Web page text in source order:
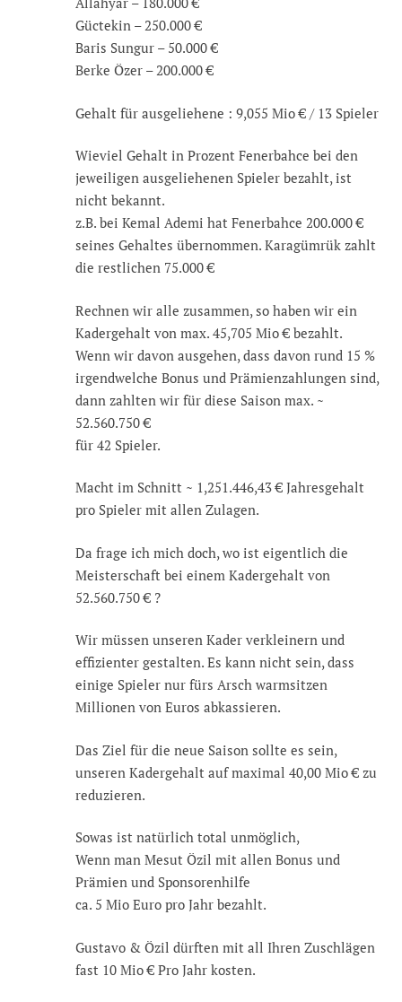
Güctekin – 250.000 €
Baris Sungur – 50.000 €
Berke Özer – 200.000 €
Gehalt für ausgeliehene : 9,055 Mio € / 13 Spieler
Wieviel Gehalt in Prozent Fenerbahce bei den
jeweiligen ausgeliehenen Spieler bezahlt, ist
nicht bekannt.
z.B. bei Kemal Ademi hat Fenerbahce 200.000 €
seines Gehaltes übernommen. Karagümrük zahlt
die restlichen 75.000 €
Rechnen wir alle zusammen, so haben wir ein
Kadergehalt von max. 45,705 Mio € bezahlt.
Wenn wir davon ausgehen, dass davon rund 15 %
irgendwelche Bonus und Prämienzahlungen sind,
dann zahlten wir für diese Saison max. ~
52.560.750 €
für 42 Spieler.
Macht im Schnitt ~ 1,251.446,43 € Jahresgehalt
pro Spieler mit allen Zulagen.
Da frage ich mich doch, wo ist eigentlich die
Meisterschaft bei einem Kadergehalt von
52.560.750 € ?
Wir müssen unseren Kader verkleinern und
effizienter gestalten. Es kann nicht sein, dass
einige Spieler nur fürs Arsch warmsitzen
Millionen von Euros abkassieren.
Das Ziel für die neue Saison sollte es sein,
unseren Kadergehalt auf maximal 40,00 Mio € zu
reduzieren.
Sowas ist natürlich total unmöglich,
Wenn man Mesut Özil mit allen Bonus und
Prämien und Sponsorenhilfe
ca. 5 Mio Euro pro Jahr bezahlt.
Gustavo & Özil dürften mit all Ihren Zuschlägen
fast 10 Mio € Pro Jahr kosten.